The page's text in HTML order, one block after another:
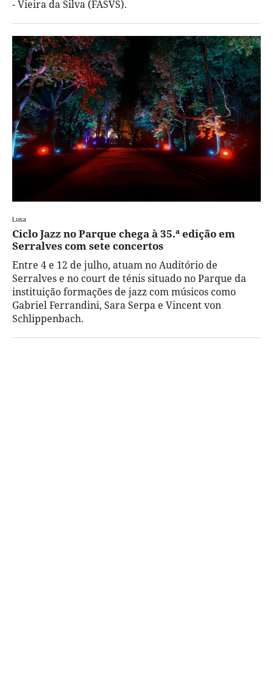
- Vieira da Silva (FASVS).
Lusa
Ciclo Jazz no Parque chega à 35.ª edição em
Serralves com sete concertos
Entre 4 e 12 de julho, atuam no Auditório de
Serralves e no court de ténis situado no Parque da
instituição formações de jazz com músicos como
Gabriel Ferrandini, Sara Serpa e Vincent von
Schlippenbach.